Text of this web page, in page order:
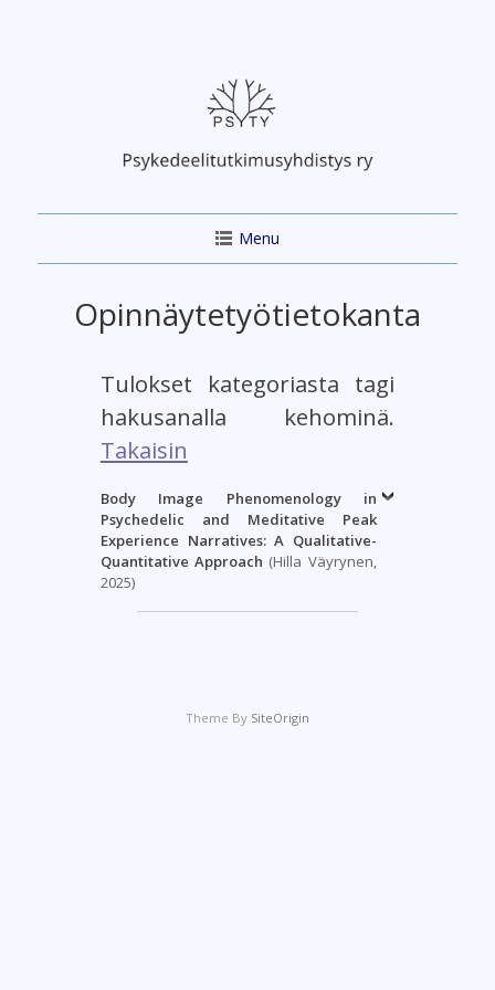
Menu
Opinnäytetyötietokanta
Tulokset kategoriasta tagi
hakusanalla kehominä.
Takaisin
Body Image Phenomenology in
Psychedelic and Meditative Peak
Experience Narratives: A Qualitative-
Quantitative Approach (Hilla Väyrynen,
2025)
Theme By SiteOrigin